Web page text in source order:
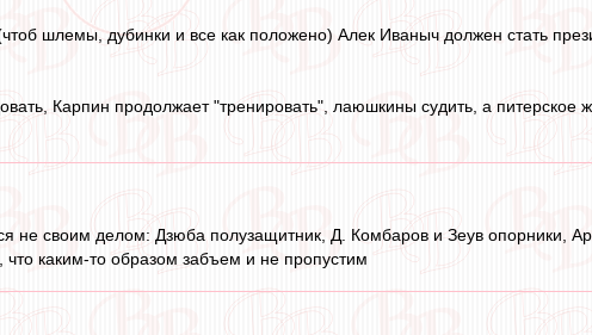
шлемы, дубинки и все как положено) Алек Иваныч должен стать
Карпин продолжает "тренировать", лаюшкины судить, а питерское
не своим делом: Дзюба полузащитник, Д. Комбаров и Зеув опорники,
каким-то образом забъем и не пропустим